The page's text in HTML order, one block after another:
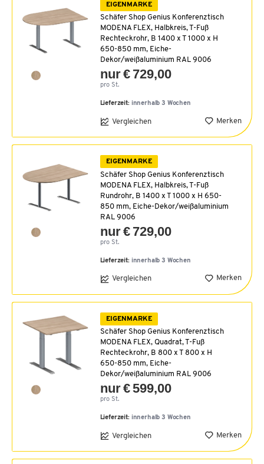
EIGENMARKE
Schäfer Shop Genius Konferenztisch
MODENA FLEX, Halbkreis, T-Fuß
Rechteckrohr, B 1400 x T 1000 x H
650-850 mm, Eiche-
Dekor/weißaluminium RAL 9006
nur € 729,00
pro St.
Lieferzeit: innerhalb 3 Wochen
Vergleichen Merken
EIGENMARKE
Schäfer Shop Genius Konferenztisch
MODENA FLEX, Halbkreis, T-Fuß
Rundrohr, B 1400 x T 1000 x H 650-
850 mm, Eiche-Dekor/weißaluminium
RAL 9006
nur € 729,00
pro St.
Lieferzeit: innerhalb 3 Wochen
Vergleichen Merken
EIGENMARKE
Schäfer Shop Genius Konferenztisch
MODENA FLEX, Quadrat, T-Fuß
Rechteckrohr, B 800 x T 800 x H
650-850 mm, Eiche-
Dekor/weißaluminium RAL 9006
nur € 599,00
pro St.
Lieferzeit: innerhalb 3 Wochen
Vergleichen Merken